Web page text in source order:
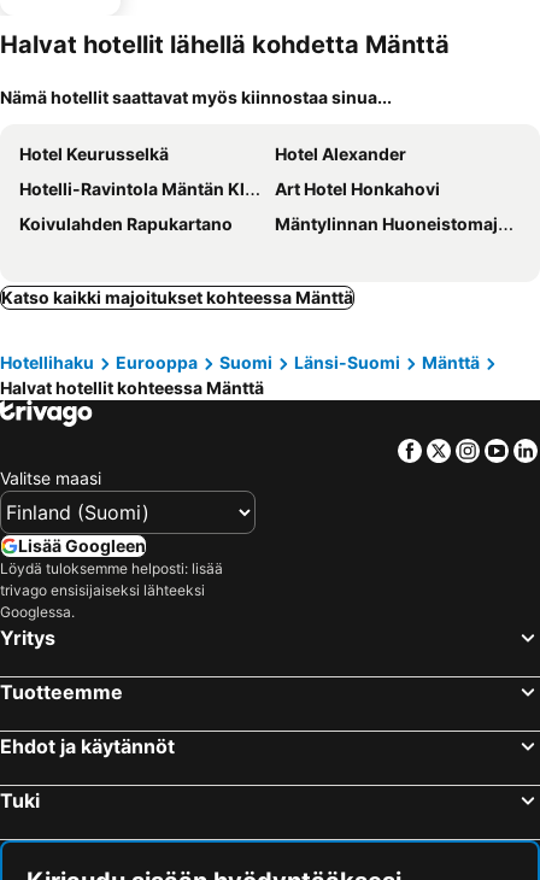
Halvat hotellit lähellä kohdetta Mänttä
Nämä hotellit saattavat myös kiinnostaa sinua...
Hotel Keurusselkä
Hotel Alexander
Hotelli-Ravintola Mäntän Klubi
Art Hotel Honkahovi
Koivulahden Rapukartano
Mäntylinnan Huoneistomajoitus
Katso kaikki majoitukset kohteessa Mänttä
Hotellihaku Eurooppa Suomi Länsi-Suomi
Mänttä
Halvat hotellit kohteessa Mänttä
Facebook
Twitter
Valitse maasi
Lisää Googleen
Löydä tuloksemme helposti: lisää
trivago ensisijaiseksi lähteeksi
Googlessa.
Yritys
Tuotteemme
Ehdot ja käytännöt
Tuki